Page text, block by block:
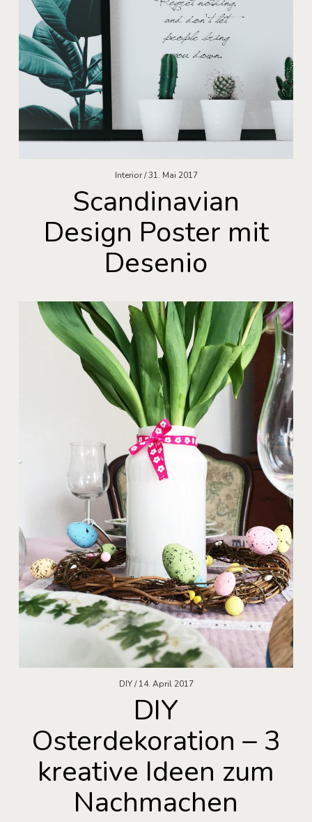
Interior 31. Mai 2017
Scandinavian
Design Poster mit
Desenio
DIY 14. April 2017
DIY
Osterdekoration – 3
kreative Ideen zum
Nachmachen